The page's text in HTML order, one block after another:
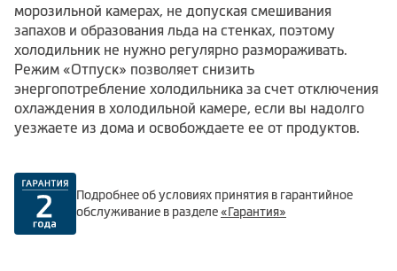
морозильной камерах, не допуская смешивания
запахов и образования льда на стенках, поэтому
холодильник не нужно регулярно размораживать.
Режим «Отпуск» позволяет снизить
энергопотребление холодильника за счет отключения
охлаждения в холодильной камере, если вы надолго
уезжаете из дома и освобождаете ее от продуктов.
Подробнее об условиях принятия в гарантийное
обслуживание в разделе«Гарантия»